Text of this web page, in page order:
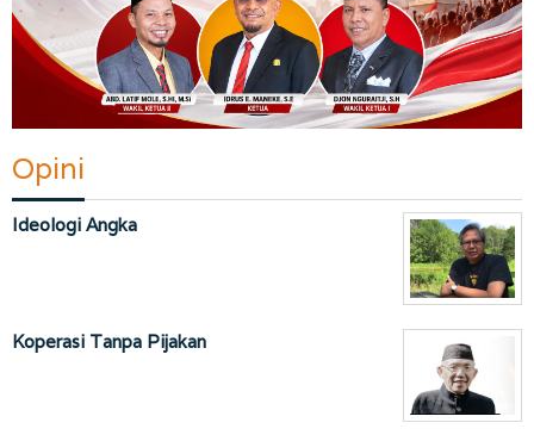
Opini
Ideologi Angka
Koperasi Tanpa Pijakan